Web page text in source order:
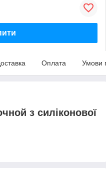
Оплата Умови
з силіконової